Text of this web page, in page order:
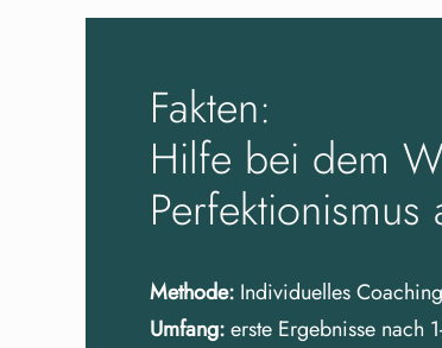
Fakten:
Hilfe bei dem
Perfektionismus
Methode: Individuelles
Umfang:erste Ergebnisse nach